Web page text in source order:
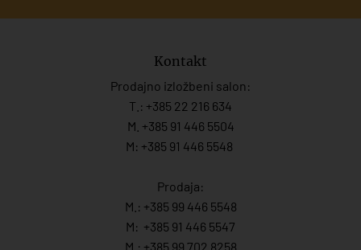
Kontakt
Prodajno izložbeni salon:
T.: +385 22 216 634
M. +385 91 446 5504
M: +385 91 446 5548
Prodaja:
M.: +385 99 446 5548
M: +385 91 446 5547
M.: +385 99 702 8258